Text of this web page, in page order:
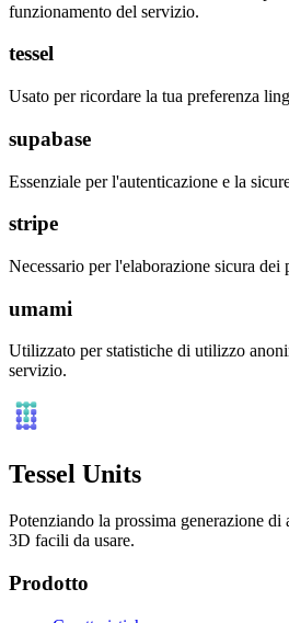
funzionamento del servizio.
tessel
Usato per ricordare la tua preferenza
supabase
Essenziale per l'autenticazione e la
stripe
Necessario per l'elaborazione sicura dei
umami
Utilizzato per statistiche di utilizzo
servizio.
Tessel Units
Potenziando la prossima generazione
3D facili da usare.
Prodotto